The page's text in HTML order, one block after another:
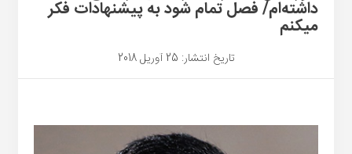
داشته‌ام/ فصل تمام شود به پیشنهادات فکر
میکنم
تاریخ انتشار: 25 آوریل 2018